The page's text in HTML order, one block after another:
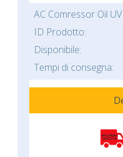
AC Comressor Oil
ID Prodotto:
Disponibile:
Tempi di consegna: